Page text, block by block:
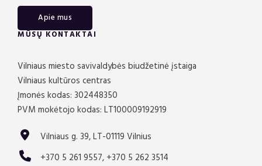
Apie mus
MŪSŲ KONTAKTAI
Vilniaus miesto savivaldybės biudžetinė įstaiga
Vilniaus kultūros centras
Įmonės kodas: 302448350
PVM mokėtojo kodas: LT100009192919
Vilniaus g. 39, LT-01119 Vilnius
+370 5 261 9557, +370 5 262 3514